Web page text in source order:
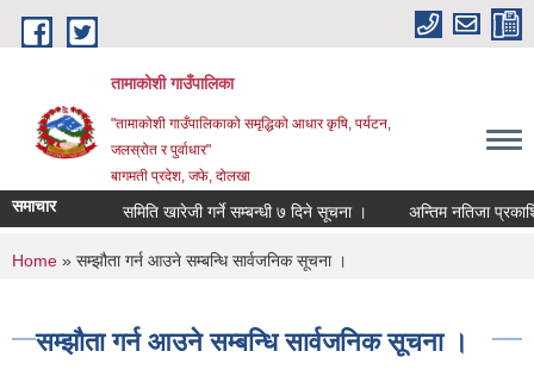
Skip to main content
तामाकोशी गाउँपालिका
"तामाकोशी गाउँपालिकाको समृद्धिको आधार कृषि, पर्यटन,
जलस्रोत र पुर्वाधार"
बागमती प्रदेश, जफे, दोलखा
समाचार समिति खारेजी गर्ने सम्बन्धी ७ दिने सूचना । अन्तिम नतिजा प्रकाशित
You are here
Home » सम्झौता गर्न आउने सम्बन्धि सार्वजनिक सूचना ।
सम्झौता गर्न आउने सम्बन्धि सार्वजनिक सूचना ।